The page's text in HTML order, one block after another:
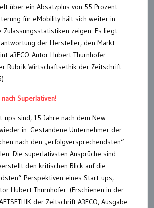
über ein Absatzplus von 55 Prozent.
für eMobility hält sich weiter in
Zulassungsstatistiken zeigen. Es liegt
der Hersteller, den Markt
a3ECO-Autor Hubert Thurnhofer.
Rubrik Wirtschaftsethik der Zeitschrift
Superlativen!
ups sind, 15 Jahre nach dem New
in. Gestandene Unternehmer der
nach den „erfolgversprechendsten“
Die superlativsten Ansprüche sind
den kritischen Blick auf die
Perspektiven eines Start-ups,
Hubert Thurnhofer. (Erschienen in der
der Zeitschrift A3ECO, Ausgabe